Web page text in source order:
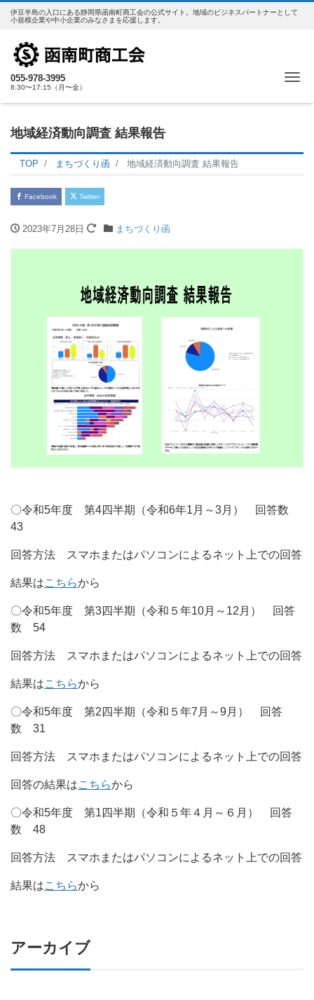
伊豆半島の入口にある静岡県函南町商工会の公式サイト。地域のビジネスパートナーとして
小規模企業や中小企業のみなさまを応援します。
055-978-3995
8:30〜17:15（月〜金）
地域経済動向調査 結果報告
TOP まちづくり函 地域経済動向調査 結果報告
Facebook Twitter
2023年7月28日 まちづくり函
〇令和5年度 第4四半期（令和6年1月～3月） 回答数
43
回答方法 スマホまたはパソコンによるネット上での回答
結果はこちらから
〇令和5年度 第3四半期（令和５年10月～12月） 回答
数 54
回答方法 スマホまたはパソコンによるネット上での回答
結果はこちらから
〇令和5年度 第2四半期（令和５年7月～9月） 回答
数 31
回答方法 スマホまたはパソコンによるネット上での回答
回答の結果はこちらから
〇令和5年度 第1四半期（令和５年４月～６月） 回答
数 48
回答方法 スマホまたはパソコンによるネット上での回答
結果はこちらから
アーカイブ